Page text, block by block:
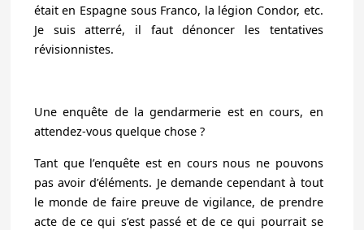
était en Espagne sous Franco, la légion Condor, etc.
Je suis atterré, il faut dénoncer les tentatives
révisionnistes.
Une enquête de la gendarmerie est en cours, en
attendez-vous quelque chose ?
Tant que l’enquête est en cours nous ne pouvons
pas avoir d’éléments. Je demande cependant à tout
le monde de faire preuve de vigilance, de prendre
acte de ce qui s’est passé et de ce qui pourrait se